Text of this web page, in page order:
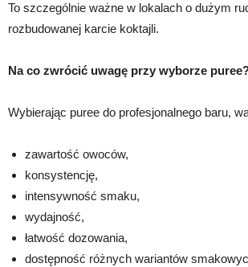
To szczególnie ważne w lokalach o dużym
rozbudowanej karcie koktajli.
Na co zwrócić uwagę przy wyborze
Wybierając puree do profesjonalnego baru,
zawartość owoców,
konsystencję,
intensywność smaku,
wydajność,
łatwość dozowania,
dostępność różnych wariantów